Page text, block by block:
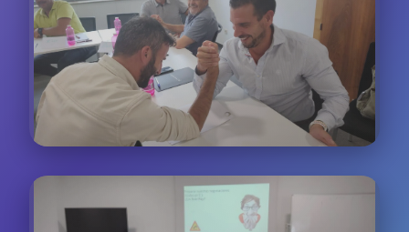
Dinámicas de grupo para resolver casos reales de
atención al cliente de diferentes sectores
Casos Prácticos